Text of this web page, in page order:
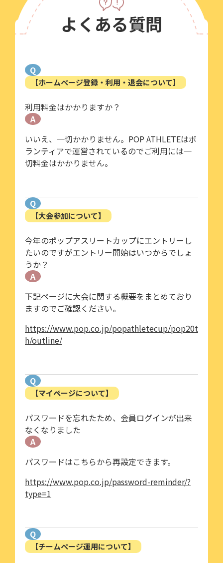
よくある質問
Q
【ホームページ登録・利用・退会について】
利用料金はかかりますか？
A
いいえ、一切かかりません。POP ATHLETEはボ
ランティアで運営されているのでご利用には一
切料金はかかりません。
Q
【大会参加について】
今年のポップアスリートカップにエントリーし
たいのですがエントリー開始はいつからでしょ
うか？
A
下記ページに大会に関する概要をまとめており
ますのでご確認ください。
https://www.pop.co.jp/popathletecup/pop20t
h/outline/
Q
【マイページについて】
パスワードを忘れたため、会員ログインが出来
なくなりました
A
パスワードはこちらから再設定できます。
https://www.pop.co.jp/password-reminder/?
type=1
Q
【チームページ運用について】